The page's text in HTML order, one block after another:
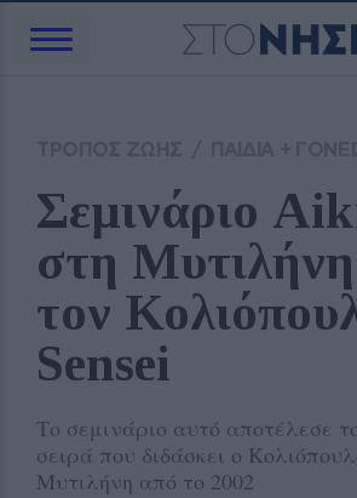
Σεμινάριο
στη
τον
Sensei
Το σεμινάριο αυτό αποτέλεσε
σειρά που διδάσκει ο
Μυτιλήνη από το 2002